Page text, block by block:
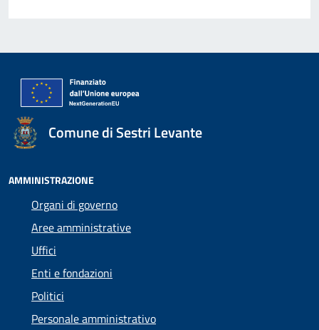
Comune di Sestri Levante
AMMINISTRAZIONE
Organi di governo
Aree amministrative
Uffici
Enti e fondazioni
Politici
Personale amministrativo